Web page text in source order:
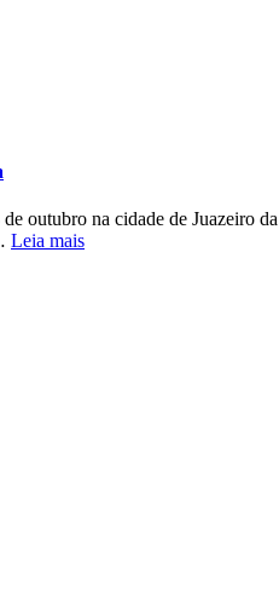
outubro na cidade de Juazeiro
Leia mais